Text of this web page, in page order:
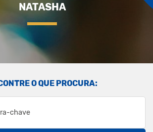
NATASHA
O QUE PROCURA: